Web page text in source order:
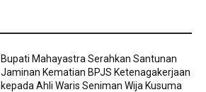
Bupati Mahayastra Serahkan Santunan
Jaminan Kematian BPJS Ketenagakerjaan
kepada Ahli Waris Seniman Wija Kusuma